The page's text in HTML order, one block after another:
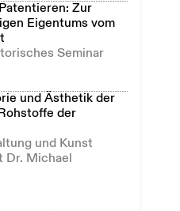
Zur
Eigentums vom
Seminar
und Ästhetik der
der
und Kunst
Dr. Michael